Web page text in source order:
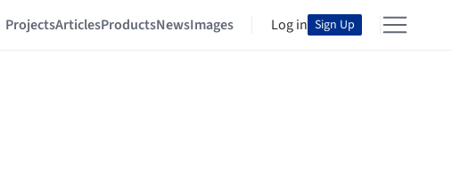
ProjectsArticlesProductsNewsImages Log in Sign Up